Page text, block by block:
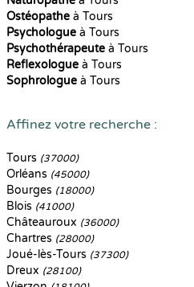
Ostéopathe à Tours
Psychologue à Tours
Psychothérapeute à Tours
Reflexologue à Tours
Sophrologue à Tours
Affinez votre recherche :
Tours (37000)
Orléans (45000)
Bourges (18000)
Blois (41000)
Châteauroux (36000)
Chartres (28000)
Joué-lès-Tours (37300)
Dreux (28100)